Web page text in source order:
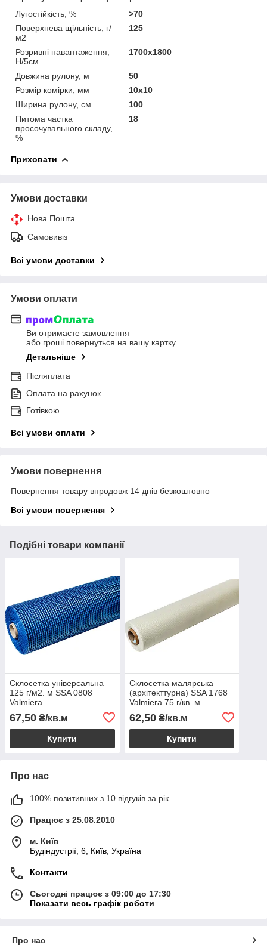
Лугостійкість, %
>70
Поверхнева щільність, г/
м2
125
Розривні навантаження,
Н/5см
1700х1800
Довжина рулону, м
50
Розмір комірки, мм
10х10
Ширина рулону, см
100
Питома частка
просочувального складу,
%
18
Приховати
Умови доставки
Нова Пошта
Самовивіз
Всі умови доставки
Умови оплати
Ви отримаєте замовлення
або гроші повернуться на вашу картку
Детальніше
Післяплата
Оплата на рахунок
Готівкою
Всі умови оплати
Умови повернення
Повернення товару впродовж 14 днів безкоштовно
Всі умови повернення
Подібні товари компанії
Склосетка універсальна
125 г/м2. м SSA 0808
Valmiera
67,50 ₴/кв.м
Купити
Склосетка малярська
(архітекттурна) SSA 1768
Valmiera 75 г/кв. м
62,50₴/кв.м
Купити
Про нас
100% позитивних з 10 відгуків за рік
Працює з 25.08.2010
м. Київ
Будіндустрії, 6, Київ, Україна
Контакти
Сьогодні працює з 09:00 до 17:30
Показати весь графік роботи
Про нас